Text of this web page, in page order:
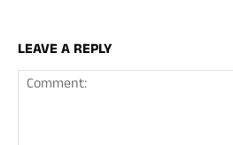
LEAVE A REPLY